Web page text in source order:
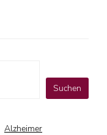
Suchen
Alzheimer